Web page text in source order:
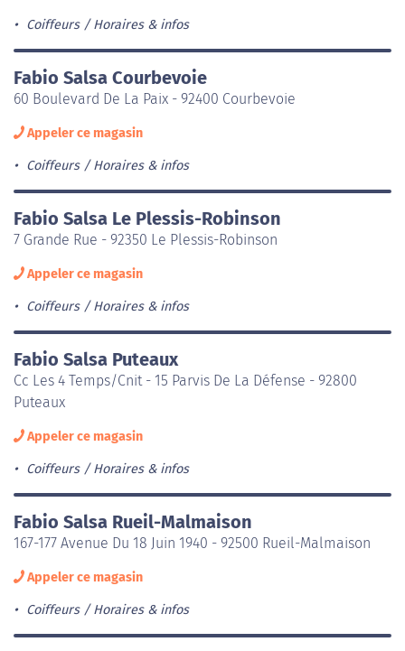
Coiffeurs Horaires & infos
Fabio Salsa Courbevoie
60 Boulevard De La Paix - 92400 Courbevoie
Appeler ce magasin
Coiffeurs Horaires & infos
Fabio Salsa Le Plessis-Robinson
7 Grande Rue - 92350 Le Plessis-Robinson
Appeler ce magasin
Coiffeurs Horaires & infos
Fabio Salsa Puteaux
Cc Les 4 Temps/Cnit - 15 Parvis De La Défense - 92800
Puteaux
Appeler ce magasin
Coiffeurs Horaires & infos
Fabio Salsa Rueil-Malmaison
167-177 Avenue Du 18 Juin 1940 - 92500 Rueil-Malmaison
Appeler ce magasin
Coiffeurs Horaires & infos